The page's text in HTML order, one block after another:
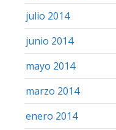
julio 2014
junio 2014
mayo 2014
marzo 2014
enero 2014